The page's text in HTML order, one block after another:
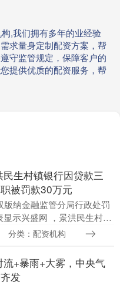
,我们拥有多年的业经验
求量身定制配资方案，帮
守监管规定，保障客户的
提供优质的配资服务，帮
生村镇银行因贷款三
被罚款30万元
版纳金融监管分局行政处罚
显示兴盛网 ，景洪民生村镇
司因贷款三查严重不尽职
分类：配资机构
流+暴雨+大雾，中央气
发